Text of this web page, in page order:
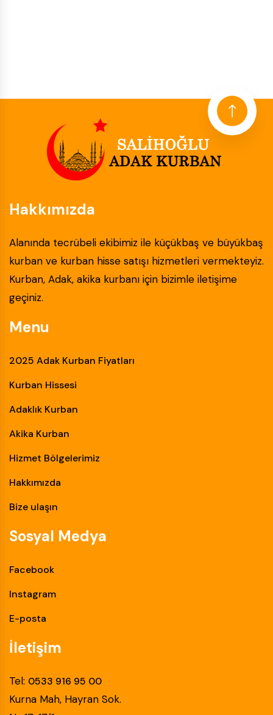
Hakkımızda
Alanında tecrübeli ekibimiz ile küçükbaş ve büyükbaş
kurban ve kurban hisse satışı hizmetleri vermekteyiz.
Kurban, Adak, akika kurbanı için bizimle iletişime
geçiniz.
Menu
2025 Adak Kurban Fiyatları
Kurban Hissesi
Adaklık Kurban
Akika Kurban
Hizmet Bölgelerimiz
Hakkımızda
Bize ulaşın
Sosyal Medya
Facebook
Instagram
E-posta
İletişim
Tel: 0533 916 95 00
Kurna Mah, Hayran Sok.